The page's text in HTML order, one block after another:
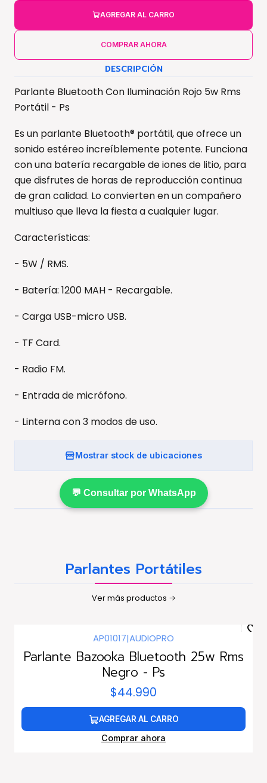
AGREGAR AL CARRO
COMPRAR AHORA
DESCRIPCIÓN
Parlante Bluetooth Con Iluminación Rojo 5w Rms
Portátil - Ps
Es un parlante Bluetooth® portátil, que ofrece un
sonido estéreo increíblemente potente. Funciona
con una batería recargable de iones de litio, para
que disfrutes de horas de reproducción continua
de gran calidad. Lo convierten en un compañero
multiuso que lleva la fiesta a cualquier lugar.
Características:
- 5W / RMS.
- Batería: 1200 MAH - Recargable.
- Carga USB-micro USB.
- TF Card.
- Radio FM.
- Entrada de micrófono.
- Linterna con 3 modos de uso.
Mostrar stock de ubicaciones
💬 Consultar por WhatsApp
Parlantes Portátiles
Ver más productos
AP01017|AUDIOPRO
Parlante Bazooka Bluetooth 25w Rms
Negro - Ps
$44.990
AGREGAR AL CARRO
Comprar ahora